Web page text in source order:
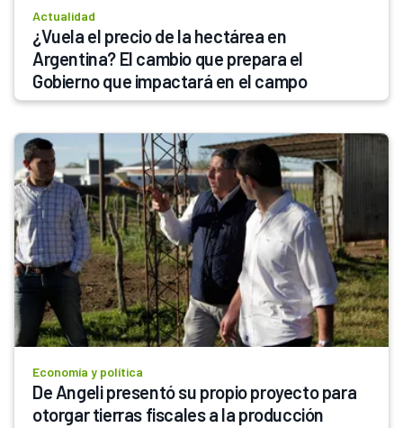
Actualidad
¿Vuela el precio de la hectárea en
Argentina? El cambio que prepara el
Gobierno que impactará en el campo
Economía y política
De Angeli presentó su propio proyecto para
otorgar tierras fiscales a la producción